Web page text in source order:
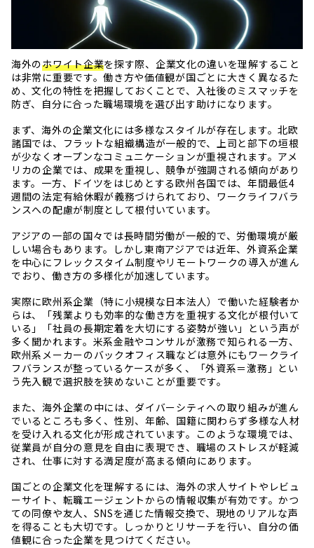
海外のホワイト企業を探す際、企業文化の違いを理解すること
は非常に重要です。働き方や価値観が国ごとに大きく異なるた
め、文化の特性を把握しておくことで、入社後のミスマッチを
防ぎ、自分に合った職場環境を選び出す助けになります。
まず、海外の企業文化には多様なスタイルが存在します。北欧
諸国では、フラットな組織構造が一般的で、上司と部下の垣根
が少なくオープンなコミュニケーションが重視されます。アメ
リカの企業では、成果を重視し、競争が強調される傾向があり
ます。一方、ドイツをはじめとする欧州各国では、年間最低4
週間の法定有給休暇が義務づけられており、ワークライフバラ
ンスへの配慮が制度として根付いています。
アジアの一部の国々では長時間労働が一般的で、労働環境が厳
しい場合もあります。しかし東南アジアでは近年、外資系企業
を中心にフレックスタイム制度やリモートワークの導入が進ん
でおり、働き方の多様化が加速しています。
実際に欧州系企業（特に小規模な日本法人）で働いた経験者か
らは、「残業よりも効率的な働き方を重視する文化が根付いて
いる」「社員の長期定着を大切にする姿勢が強い」という声が
多く聞かれます。米系金融やコンサルが激務で知られる一方、
欧州系メーカーのバックオフィス職などは意外にもワークライ
フバランスが整っているケースが多く、「外資系＝激務」とい
う先入観で選択肢を狭めないことが重要です。
また、海外企業の中には、ダイバーシティへの取り組みが進ん
でいるところも多く、性別、年齢、国籍に関わらず多様な人材
を受け入れる文化が形成されています。このような環境では、
従業員が自分の意見を自由に表現でき、職場のストレスが軽減
され、仕事に対する満足度が高まる傾向にあります。
国ごとの企業文化を理解するには、海外の求人サイトやレビュ
ーサイト、転職エージェントからの情報収集が有効です。かつ
ての同僚や友人、SNSを通じた情報交換で、現地のリアルな声
を得ることも大切です。しっかりとリサーチを行い、自分の価
値観に合った企業を見つけてください。